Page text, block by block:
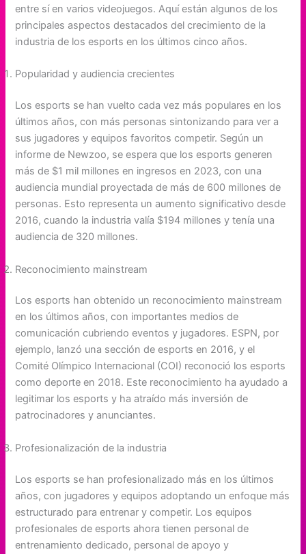
entre sí en varios videojuegos. Aquí están algunos de los
principales aspectos destacados del crecimiento de la
industria de los esports en los últimos cinco años.
Popularidad y audiencia crecientes
Los esports se han vuelto cada vez más populares en los
últimos años, con más personas sintonizando para ver a
sus jugadores y equipos favoritos competir. Según un
informe de Newzoo, se espera que los esports generen
más de $1 mil millones en ingresos en 2023, con una
audiencia mundial proyectada de más de 600 millones de
personas. Esto representa un aumento significativo desde
2016, cuando la industria valía $194 millones y tenía una
audiencia de 320 millones.
Reconocimiento mainstream
Los esports han obtenido un reconocimiento mainstream
en los últimos años, con importantes medios de
comunicación cubriendo eventos y jugadores. ESPN, por
ejemplo, lanzó una sección de esports en 2016, y el
Comité Olímpico Internacional (COI) reconoció los esports
como deporte en 2018. Este reconocimiento ha ayudado a
legitimar los esports y ha atraído más inversión de
patrocinadores y anunciantes.
Profesionalización de la industria
Los esports se han profesionalizado más en los últimos
años, con jugadores y equipos adoptando un enfoque más
estructurado para entrenar y competir. Los equipos
profesionales de esports ahora tienen personal de
entrenamiento dedicado, personal de apoyo y